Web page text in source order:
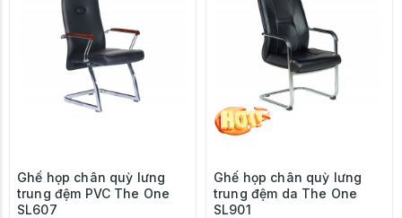
Ghế họp chân quỳ lưng
trung đệm PVC The One
SL607
Ghế họp chân quỳ lưng
trung đệm da The One
SL901